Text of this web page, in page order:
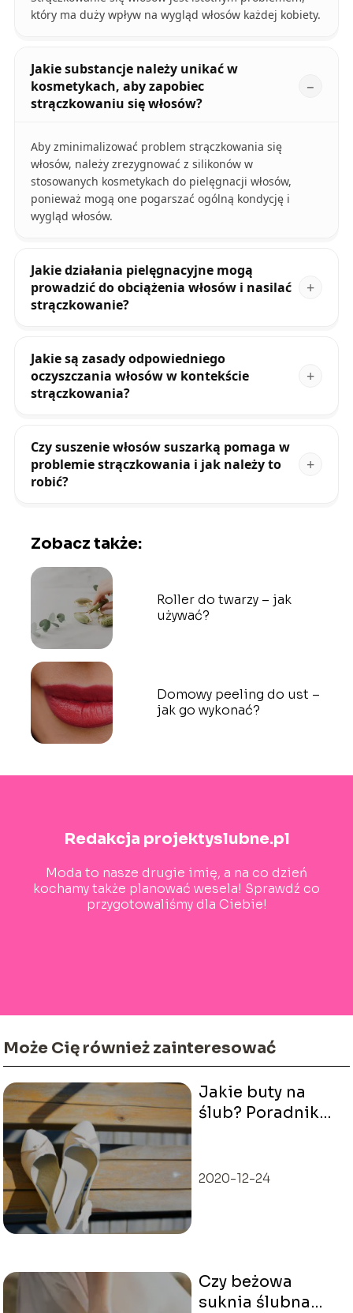
który ma duży wpływ na wygląd włosów każdej kobiety.
Jakie substancje należy unikać w
kosmetykach, aby zapobiec
strączkowaniu się włosów?
Aby zminimalizować problem strączkowania się
włosów, należy zrezygnować z silikonów w
stosowanych kosmetykach do pielęgnacji włosów,
ponieważ mogą one pogarszać ogólną kondycję i
wygląd włosów.
Jakie działania pielęgnacyjne mogą
prowadzić do obciążenia włosów i nasilać
strączkowanie?
Jakie są zasady odpowiedniego
oczyszczania włosów w kontekście
strączkowania?
Czy suszenie włosów suszarką pomaga w
problemie strączkowania i jak należy to
robić?
Zobacz także:
Roller do twarzy – jak
używać?
Domowy peeling do ust –
jak go wykonać?
Redakcja projektyslubne.pl
Moda to nasze drugie imię, a na co dzień
kochamy także planować wesela! Sprawdź co
przygotowaliśmy dla Ciebie!
Może Cię również zainteresować
Jakie buty na
ślub? Poradnik
2020-12-24
Czy beżowa
suknia ślubna